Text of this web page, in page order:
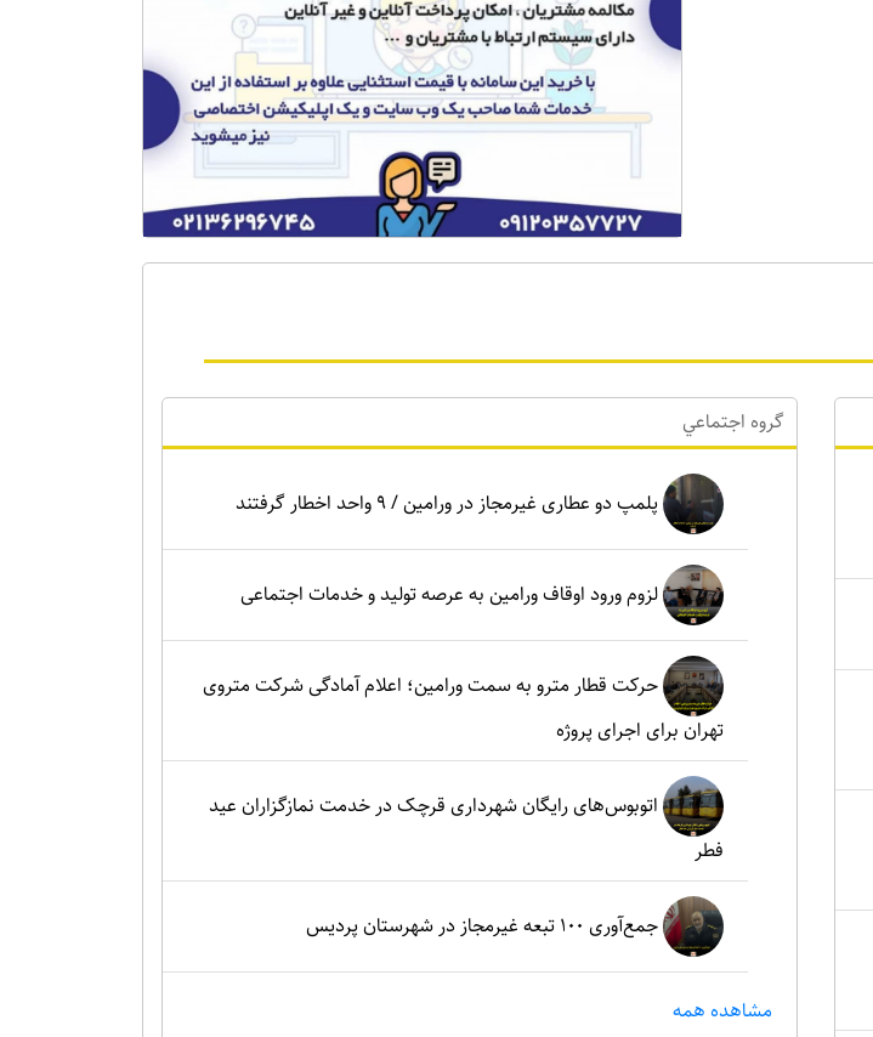
گروه اجتماعي
پلمپ دو عطاری غیرمجاز در ورامین / ۹ واحد اخطار گرفتند
لزوم ورود اوقاف ورامین به عرصه تولید و خدمات اجتماعی
حرکت قطار مترو به سمت ورامین؛ اعلام آمادگی شرکت متروی
تهران برای اجرای پروژه
اتوبوس‌های رایگان شهرداری قرچک در خدمت نمازگزاران عید
فطر
جمع‌آوری ۱۰۰ تبعه غیرمجاز در شهرستان پردیس
مشاهده همه